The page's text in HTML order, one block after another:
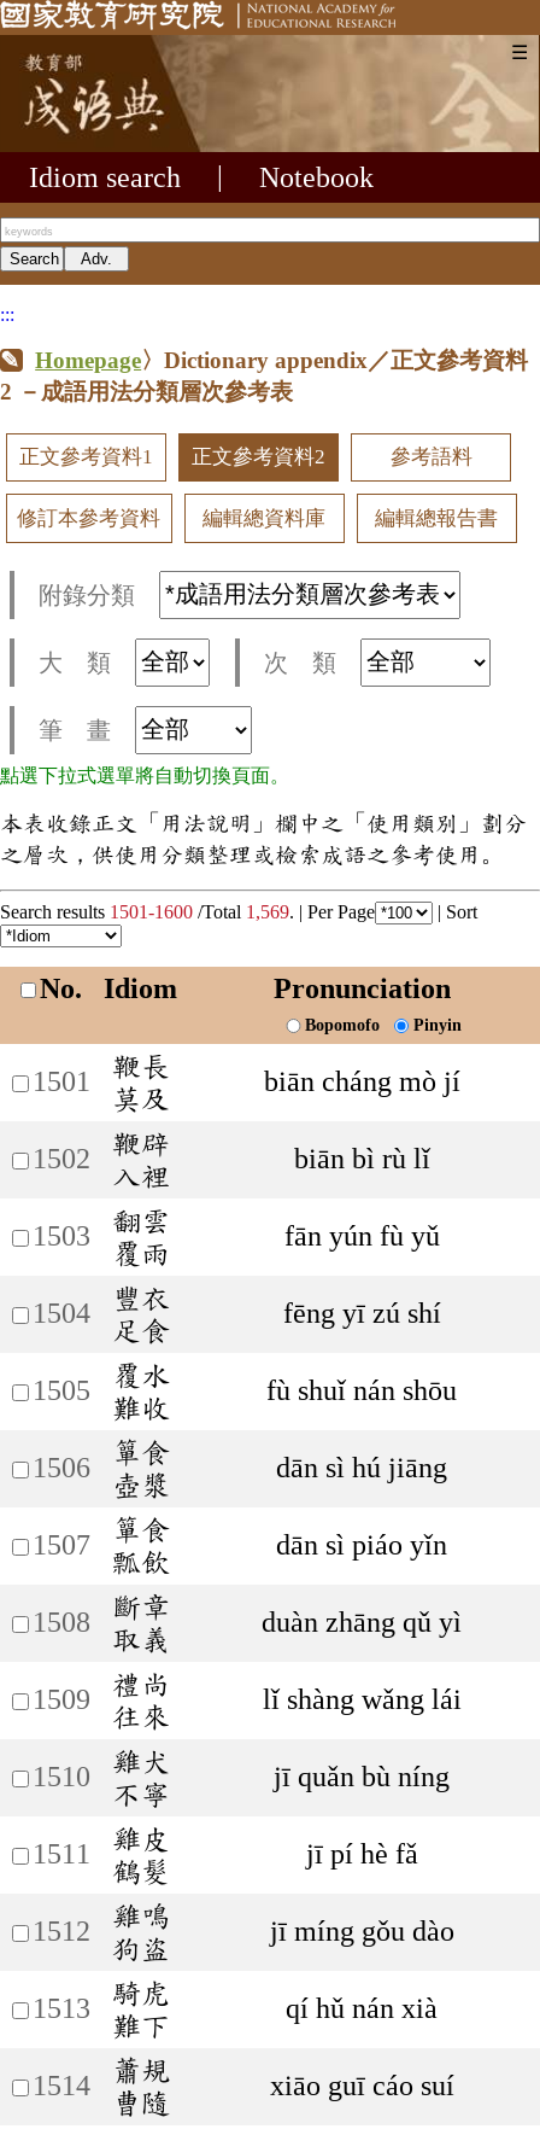
☰
Idiom search Notebook
:::
Homepage〉Dictionary appendix／正文參考資料
2 －成語用法分類層次參考表
正文參考資料1 正文參考資料2 參考語料
修訂本參考資料 編輯總資料庫 編輯總報告書
附錄分類
大 類 次 類
筆 畫
點選下拉式選單將自動切換頁面。
本表收錄正文「用法說明」欄中之「使用類別」劃分
之層次，供使用分類整理或檢索成語之參考使用。
Search results 1501-1600 /Total 1,569. | Per Page | Sort
No. Idiom Pronunciation
Bopomofo Pinyin
1501
鞭長
莫及
biān cháng mò jí
1502
鞭辟
入裡
biān bì rù lǐ
1503
翻雲
覆雨
fān yún fù yǔ
1504
豐衣
足食
fēng yī zú shí
1505
覆水
難收
fù shuǐ nán shōu
1506
簞食
壺漿
dān sì hú jiāng
1507
簞食
瓢飲
dān sì piáo yǐn
1508
斷章
取義
duàn zhāng qǔ yì
1509
禮尚
往來
lǐ shàng wǎng lái
1510
雞犬
不寧
jī quǎn bù níng
1511
雞皮
鶴髮
jī pí hè fǎ
1512
雞鳴
狗盜
jī míng gǒu dào
1513
騎虎
難下
qí hǔ nán xià
1514
蕭規
曹隨
xiāo guī cáo suí